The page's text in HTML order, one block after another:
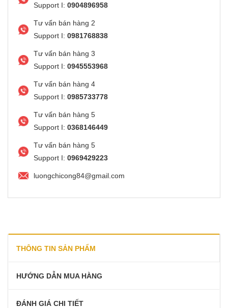
Support I: 0904896958
Tư vấn bán hàng 2
Support I: 0981768838
Tư vấn bán hàng 3
Support I: 0945553968
Tư vấn bán hàng 4
Support I: 0985733778
Tư vấn bán hàng 5
Support I: 0368146449
Tư vấn bán hàng 5
Support I: 0969429223
luongchicong84@gmail.com
THÔNG TIN SẢN PHẨM
HƯỚNG DẪN MUA HÀNG
ĐÁNH GIÁ CHI TIẾT